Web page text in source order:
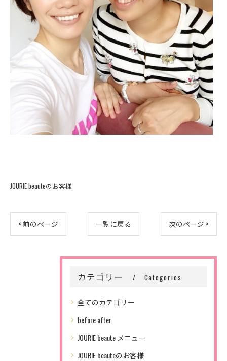
JOURIE beauteのお客様
< 前のページ 一覧に戻る 次のページ >
カテゴリー Categories
全てのカテゴリー
before after
JOURIE beaute メニュー
JOURIE beauteのお客様